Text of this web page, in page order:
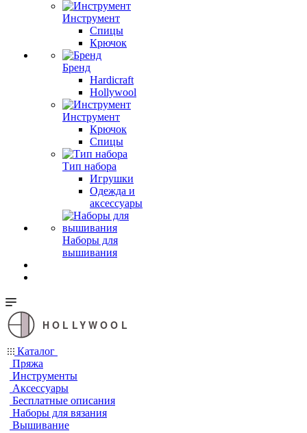
Инструмент
Спицы
Крючок
Бренд
Hardicraft
Hollywool
Инструмент
Крючок
Спицы
Тип набора
Игрушки
Одежда и
аксессуары
Наборы для
вышивания
HOLLYWOOL
Каталог
Пряжа
Инструменты
Аксессуары
Бесплатные описания
Наборы для вязания
Вышивание